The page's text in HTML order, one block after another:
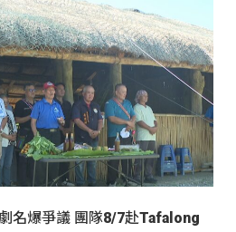
名爆爭議 團隊8/7赴Tafalong